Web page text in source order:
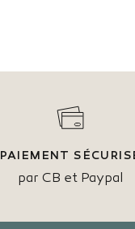
PAIEMENT
par CB et Paypal